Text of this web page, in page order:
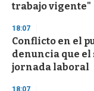
trabajo vigente"
18:07
Conflicto en el
denuncia que
jornada laboral